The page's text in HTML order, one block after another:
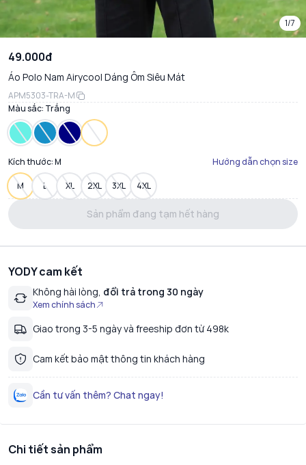
1/7
49.000đ
Áo Polo Nam Airycool Dáng Ôm Siêu Mát
APM5303-TRA-M
Màu sắc: Trắng
Kích thước:M Hướng dẫn chọn size
M L XL 2XL 3XL 4XL
Sản phẩm đang tạm hết hàng
YODY cam kết
Không hài lòng, đổi trả trong 30 ngày
Xem chính sách
Giao trong 3-5 ngày và freeship đơn từ 498k
Cam kết bảo mật thông tin khách hàng
Cần tư vấn thêm? Chat ngay!
Chi tiết sản phẩm